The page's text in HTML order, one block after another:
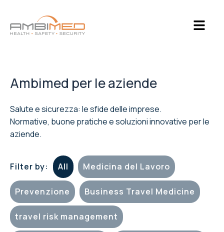
Ambimed per le aziende
Salute e sicurezza: le sfide delle imprese.
Normative, buone pratiche e soluzioni innovative per le
aziende.
Filter by: All Medicina del Lavoro
Prevenzione Business Travel Medicine
travel risk management